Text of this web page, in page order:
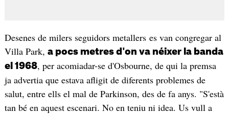
Desenes de milers seguidors metallers es van congregar al
Villa Park, a pocs metres d'on va néixer la banda
el 1968, per acomiadar-se d'Osbourne, de qui la premsa
ja advertia que estava afligit de diferents problemes de
salut, entre ells el mal de Parkinson, des de fa anys. "S'està
tan bé en aquest escenari. No en teniu ni idea. Us vull a